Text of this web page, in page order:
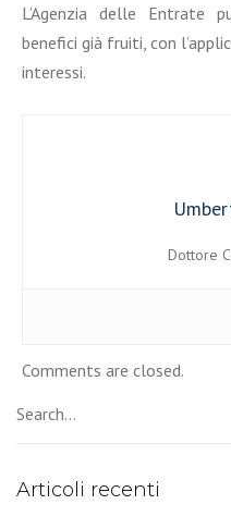
L’Agenzia delle Entrate
benefici già fruiti, con
interessi.
Dottore
Comments are closed.
Articoli recenti